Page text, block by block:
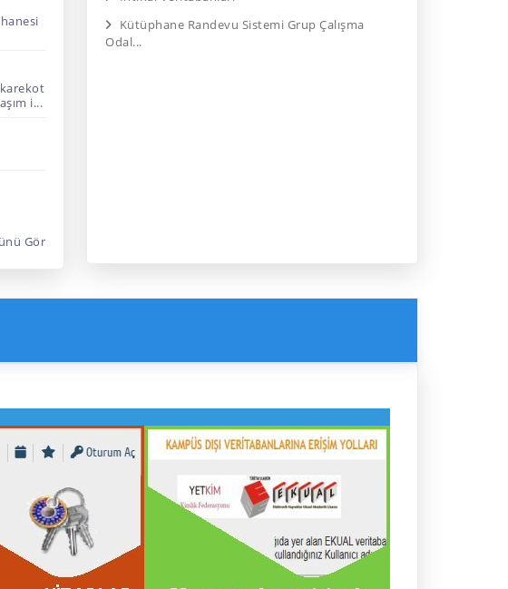
i...
Gör
Kütüphane Randevu Sistemi Grup Çalışma
Odal...